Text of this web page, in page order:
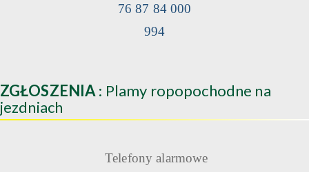
76 87 84 000
994
ZGŁOSZENIA : Plamy ropopochodne na
jezdniach
Telefony alarmowe